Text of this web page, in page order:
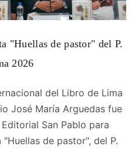
"Huellas de pastor" del P.
2026
del Libro de Lima
José María Arguedas fue
San Pablo para
de pastor", del P.